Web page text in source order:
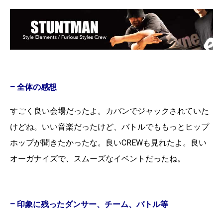
– 全体の感想
すごく良い会場だったよ。カバンでジャックされていた
けどね。いい音楽だったけど、バトルでももっとヒップ
ホップが聞きたかったな。良いCREWも見れたよ。良い
オーガナイズで、スムーズなイベントだったね。
– 印象に残ったダンサー、チーム、バトル等